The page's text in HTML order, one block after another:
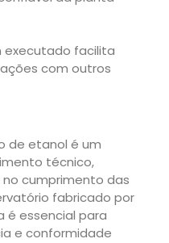
executado facilita
com outros
de etanol é um
técnico,
no cumprimento das
fabricado por
é essencial para
e conformidade